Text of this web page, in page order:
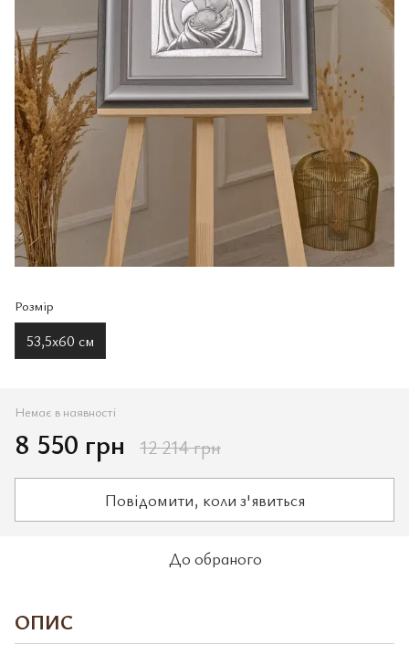
Розмір
53,5х60 см
Немає в наявності
8 550 грн 12 214 грн
Повідомити, коли з'явиться
До обраного
ОПИС